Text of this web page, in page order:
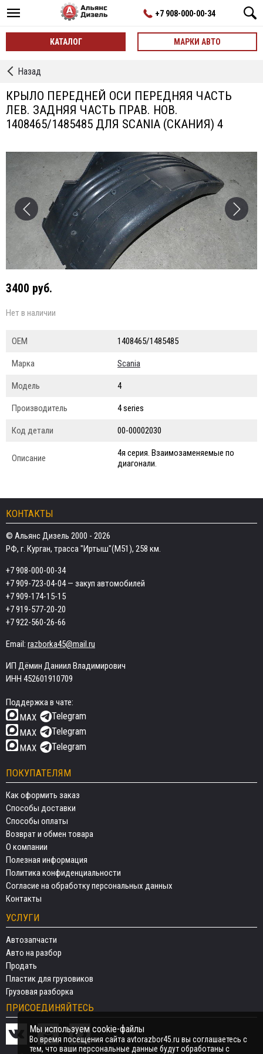
+7 908-000-00-34
КАТАЛОГ МАРКИ АВТО
←Назад
КРЫЛО ПЕРЕДНЕЙ ОСИ ПЕРЕДНЯЯ ЧАСТЬ
ЛЕВ. ЗАДНЯЯ ЧАСТЬ ПРАВ. НОВ.
1408465/1485485 ДЛЯ SCANIA (СКАНИЯ) 4
3400 руб.
Нет в наличии
ОЕМ 1408465/1485485
Марка Scania
Модель 4
Производитель 4 series
Код детали 00-00002030
Описание
4я серия. Взаимозаменяемые по
диагонали.
КОНТАКТЫ
© Альянс Дизель 2000 - 2026
РФ, г. Курган, трасса "Иртыш"(М51), 258 км.
+7 908-000-00-34
+7 909-723-04-04— закуп автомобилей
+7 909-174-15-15
+7 919-577-20-20
+7 922-560-26-66
Email: razborka45@mail.ru
ИП Дёмин Даниил Владимирович
ИНН 452601910709
Поддержка в чате:
MAX
Telegram
MAX Telegram
MAX Telegram
ПОКУПАТЕЛЯМ
Как оформить заказ
Способы доставки
Способы оплаты
Возврат и обмен товара
О компании
Полезная информация
Политика конфиденциальности
Согласие на обработку персональных данных
Контакты
УСЛУГИ
Автозапчасти
Авто на разбор
Продать
Пластик для грузовиков
Грузовая разборка
ПРИСОЕДИНЯЙТЕСЬ
Мы используем cookie-файлы
Во время посещения сайта avtorazbor45.ru вы соглашаетесь с
тем, что ваши персональные данные будут обработаны с